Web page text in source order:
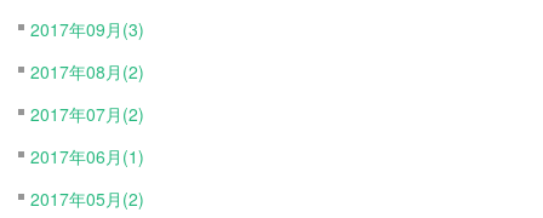
2017年09月(3)
2017年08月(2)
2017年07月(2)
2017年06月(1)
2017年05月(2)